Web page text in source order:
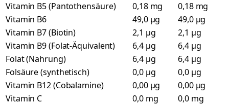
Vitamin B5 (Pantothensäure)
0,18 mg
0,18 mg
Vitamin B6
49,0 µg
49,0 µg
Vitamin B7 (Biotin)
2,1 µg
2,1 µg
Vitamin B9 (Folat-Äquivalent)
6,4 µg
6,4 µg
Folat (Nahrung)
6,4 µg
6,4 µg
Folsäure (synthetisch)
0,0 µg
0,0 µg
Vitamin B12 (Cobalamine)
0,00 µg
0,00 µg
Vitamin C
0,0 mg
0,0 mg